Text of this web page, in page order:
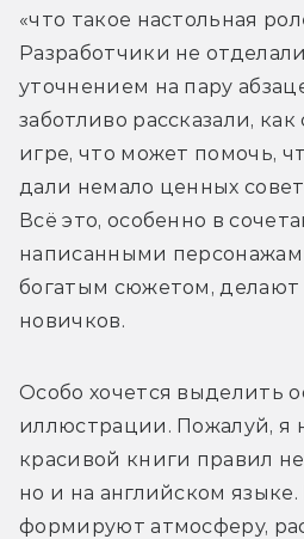
«что такое настольная
Разработчики не
уточнением на пару
заботливо рассказали,
игре, что может помочь,
дали немало ценных
Всё это, особенно в
написанными
богатым сюжетом, делают
новичков.
Особо хочется выделить
иллюстрации. Пожалуй, я
красивой книги правил
но и на английском
формируют атмосферу,